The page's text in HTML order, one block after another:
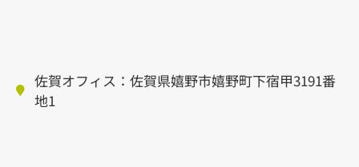
佐賀オフィス：佐賀県嬉野市嬉野町下宿甲3191番
地1